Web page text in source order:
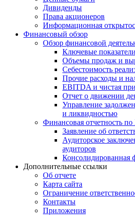
Дивиденды
Права акционеров
Информационная
Финансовый обзор
Обзор финансовой
Ключевые показатели
Объемы продаж и
Себестоимость
Прочие расходы и
EBITDA и чистая
Отчет о движении
Управление
и ликвидностью
Финансовая отчетность
Заявление об
Аудиторское
аудиторов
Консолидированная
Дополнительные ссылки
Об отчете
Карта сайта
Ограничение
Контакты
Приложения